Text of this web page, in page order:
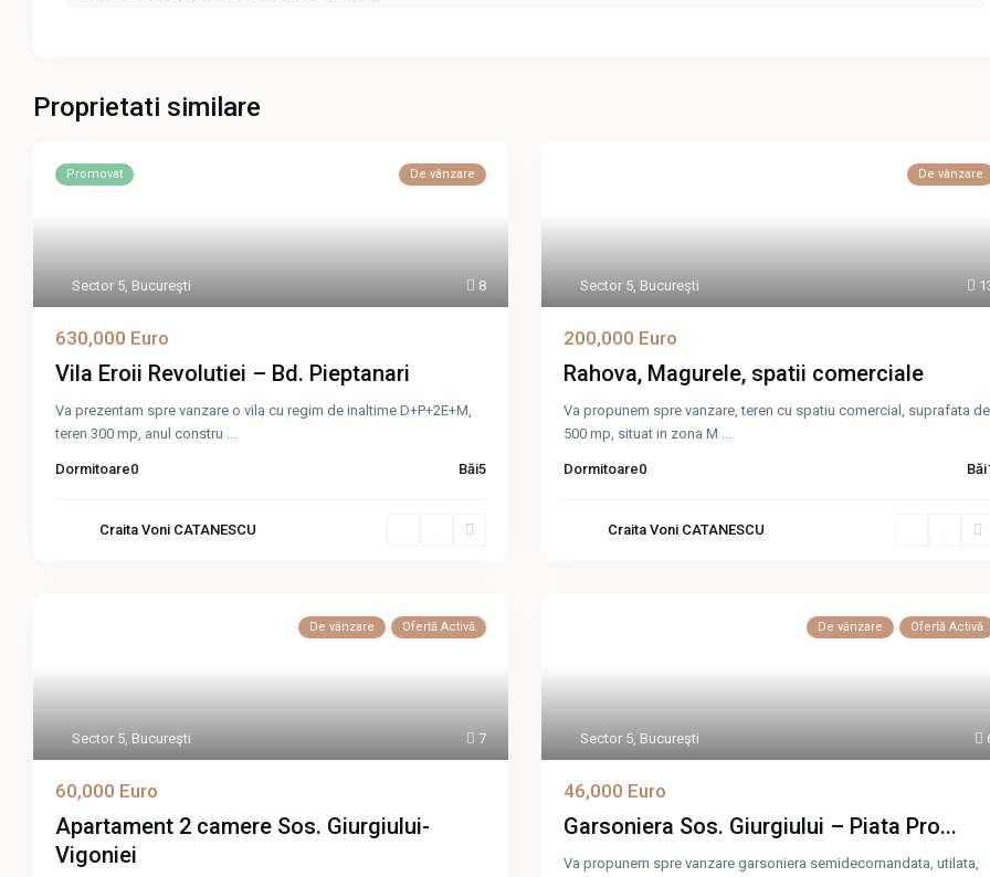
Proprietati similare
8
Sector 5, Bucureşti
Promovat De vânzare
630,000 Euro
Vila Eroii Revolutiei – Bd. Pieptanari
Va prezentam spre vanzare o vila cu regim de inaltime D+P+2E+M,
teren 300 mp, anul constru ...
Dormitoare0 Băi5
Craita Voni CATANESCU
Sector 5, Bucureşti
De vânzare
200,000 Euro
Rahova, Magurele, spatii comerciale
Va propunem spre vanzare, teren cu spatiu comercial, suprafata de
500 mp, situat in zona M ...
Dormitoare0 Băi
Craita Voni CATANESCU
7
Sector 5, Bucureşti
De vânzare Ofertă Activă
60,000 Euro
Apartament 2 camere Sos. Giurgiului-
Vigoniei
Sector 5, Bucureşti
De vânzare Ofertă Activă
46,000 Euro
Garsoniera Sos. Giurgiului – Piata Pro...
Va propunem spre vanzare garsoniera semidecomandata, utilata,